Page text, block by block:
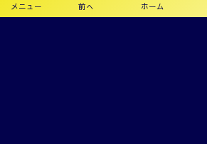
メニュー 前へ ホーム